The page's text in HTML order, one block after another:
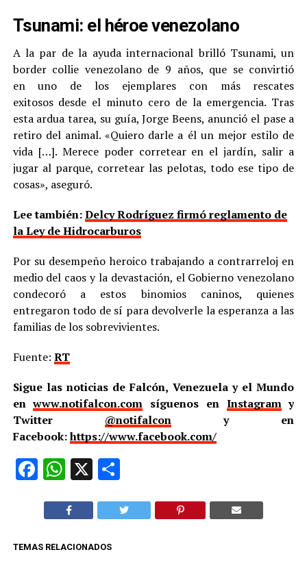
Tsunami: el héroe venezolano
A la par de la ayuda internacional brilló Tsunami, un
border collie venezolano de 9 años, que se convirtió
en uno de los ejemplares con más rescates
exitosos desde el minuto cero de la emergencia. Tras
esta ardua tarea, su guía, Jorge Beens, anunció el pase a
retiro del animal. «Quiero darle a él un mejor estilo de
vida […]. Merece poder corretear en el jardín, salir a
jugar al parque, corretear las pelotas, todo ese tipo de
cosas», aseguró.
Lee también:Delcy Rodríguez firmó reglamento de
la Ley de Hidrocarburos
Por su desempeño heroico trabajando a contrarreloj en
medio del caos y la devastación, el Gobierno venezolano
condecoró a estos binomios caninos, quienes
entregaron todo de sí para devolverle la esperanza a las
familias de los sobrevivientes.
Fuente: RT
Sigue las noticias de Falcón, Venezuela y el Mundo
enwww.notifalcon.com síguenos en Instagramy
Twitter @notifalcony en
Facebook:https://www.facebook.com/
Facebook
WhatsApp
X Compartir
TEMAS RELACIONADOS